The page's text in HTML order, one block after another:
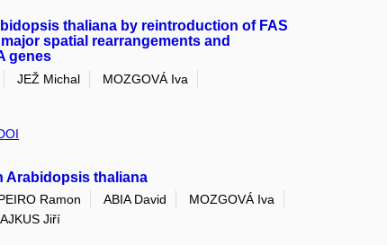
thaliana by reintroduction of FAS
spatial rearrangements and
genes
JEŽ Michal
MOZGOVÁ Iva
Arabidopsis thaliana
Ramon ABIA David
MOZGOVÁ Iva
Jiří